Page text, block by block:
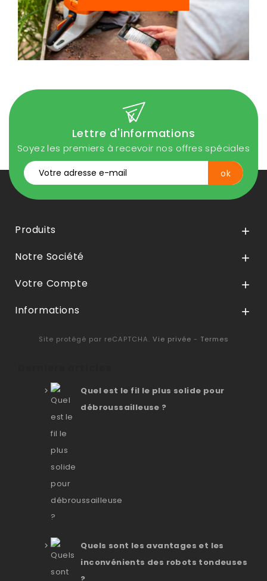
Lettre d'informations
Soyez les premiers à recevoir nos offres spéciales
Produits 
Notre Société 
Votre Compte 
Informations 
Site protégé par reCAPTCHA. Vie privée - Termes
Quel est le fil le plus solide pour
débroussailleuse ?
Quels sont les avantages et les
inconvénients des robots tondeuses